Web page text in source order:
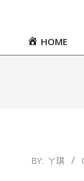
PrimaryHOME
2016-
BY: ㄚ琪